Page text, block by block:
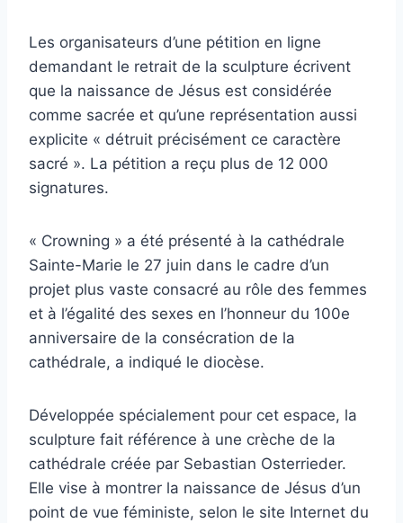
Les organisateurs d’une pétition en ligne
demandant le retrait de la sculpture écrivent
que la naissance de Jésus est considérée
comme sacrée et qu’une représentation aussi
explicite « détruit précisément ce caractère
sacré ». La pétition a reçu plus de 12 000
signatures.
« Crowning » a été présenté à la cathédrale
Sainte-Marie le 27 juin dans le cadre d’un
projet plus vaste consacré au rôle des femmes
et à l’égalité des sexes en l’honneur du 100e
anniversaire de la consécration de la
cathédrale, a indiqué le diocèse.
Développée spécialement pour cet espace, la
sculpture fait référence à une crèche de la
cathédrale créée par Sebastian Osterrieder.
Elle vise à montrer la naissance de Jésus d’un
point de vue féministe, selon le site Internet du